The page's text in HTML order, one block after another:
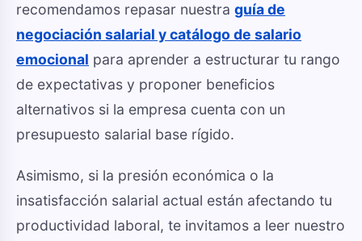
recomendamos repasar nuestra guía de
negociación salarial y catálogo de salario
emocional para aprender a estructurar tu rango
de expectativas y proponer beneficios
alternativos si la empresa cuenta con un
presupuesto salarial base rígido.
Asimismo, si la presión económica o la
insatisfacción salarial actual están afectando tu
productividad laboral, te invitamos a leer nuestro